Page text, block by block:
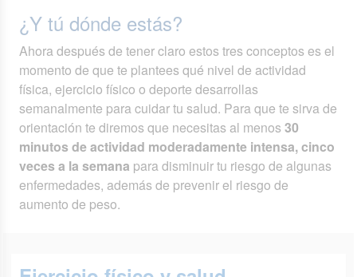
¿Y tú dónde estás?
Ahora después de tener claro estos tres conceptos es el
momento de que te plantees qué nivel de actividad
física, ejercicio físico o deporte desarrollas
semanalmente para cuidar tu salud. Para que te sirva de
orientación te diremos que necesitas al menos30
minutos de actividad moderadamente intensa, cinco
veces a la semana para disminuir tu riesgo de algunas
enfermedades, además de prevenir el riesgo de
aumento de peso.